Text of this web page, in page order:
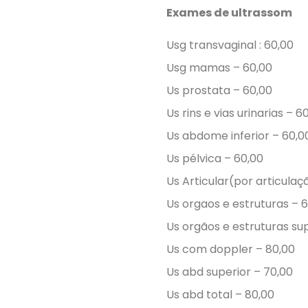
Exames de ultrassom
Usg transvaginal : 60,00
Usg mamas – 60,00
Us prostata – 60,00
Us rins e vias urinarias –
Us abdome inferior –
Us pélvica – 60,00
Us Articular(por
Us orgaos e estruturas –
Us orgãos e estruturas
Us com doppler – 80,00
Us abd superior – 70,00
Us abd total – 80,00